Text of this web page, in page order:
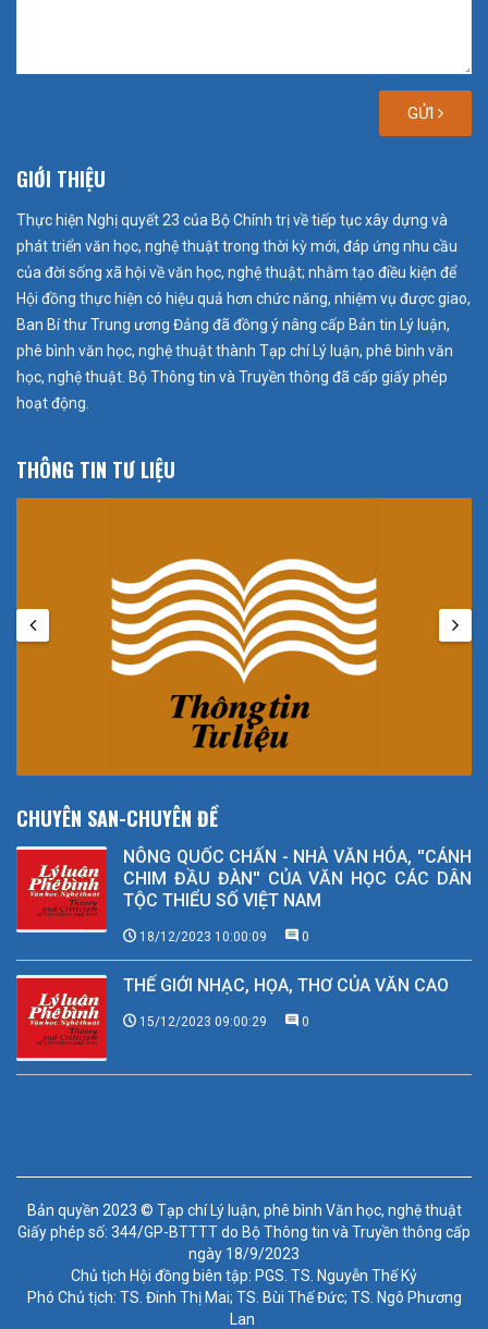
GỬI
GIỚI THIỆU
Thực hiện Nghị quyết 23 của Bộ Chính trị về tiếp tục xây dựng và
phát triển văn học, nghệ thuật trong thời kỳ mới, đáp ứng nhu cầu
của đời sống xã hội về văn học, nghệ thuật; nhằm tạo điều kiện để
Hội đồng thực hiện có hiệu quả hơn chức năng, nhiệm vụ được giao,
Ban Bí thư Trung ương Đảng đã đồng ý nâng cấp Bản tin Lý luận,
phê bình văn học, nghệ thuật thành Tạp chí Lý luận, phê bình văn
học, nghệ thuật. Bộ Thông tin và Truyền thông đã cấp giấy phép
hoạt động.
THÔNG TIN TƯ LIỆU
CHUYÊN SAN-CHUYÊN ĐỀ
NÔNG QUỐC CHẤN - NHÀ VĂN HÓA, ''CÁNH
CHIM ĐẦU ĐÀN'' CỦA VĂN HỌC CÁC DÂN
TỘC THIỂU SỐ VIỆT NAM
18/12/2023 10:00:09 0
THẾ GIỚI NHẠC, HỌA, THƠ CỦA VĂN CAO
15/12/2023 09:00:29 0
Bản quyền 2023 © Tạp chí Lý luận, phê bình Văn học, nghệ thuật
Giấy phép số: 344/GP-BTTTT do Bộ Thông tin và Truyền thông cấp
ngày 18/9/2023
Chủ tịch Hội đồng biên tập: PGS. TS. Nguyễn Thế Kỷ
Phó Chủ tịch: TS. Đinh Thị Mai; TS. Bùi Thế Đức; TS. Ngô Phương
Lan